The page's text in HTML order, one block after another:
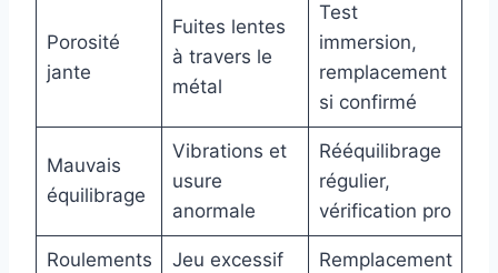
Porosité
jante
Fuites lentes
à travers le
métal
Test
immersion,
remplacement
si confirmé
Mauvais
équilibrage
Vibrations et
usure
anormale
Rééquilibrage
régulier,
vérification pro
Roulements
Jeu excessif
Remplacement